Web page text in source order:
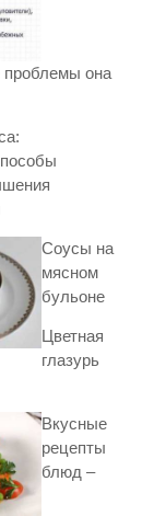
проблемы она
Соусы на
мясном
бульоне
Цветная
глазурь
Вкусные
рецепты
блюд –